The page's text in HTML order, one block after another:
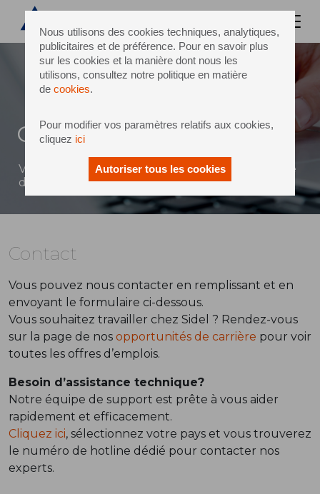
Nous utilisons des cookies techniques, analytiques,
publicitaires et de préférence. Pour en savoir plus
sur les cookies et la manière dont nous les
utilisons, consultez notre politique en matière
de cookies.
Pour modifier vos paramètres relatifs aux cookies,
cliquez ici
Autoriser tous les cookies
Contact
Vous pouvez envoyer un message à Sidel à l'aide
du formulaire ci-dessous
Contact
Vous pouvez nous contacter en remplissant et en
envoyant le formulaire ci-dessous.
Vous souhaitez travailler chez Sidel ? Rendez-vous
sur la page de nos opportunités de carrière pour voir
toutes les offres d’emplois.
Besoin d’assistance technique?
Notre équipe de support est prête à vous aider
rapidement et efficacement.
Cliquez ici, sélectionnez votre pays et vous trouverez
le numéro de hotline dédié pour contacter nos
experts.